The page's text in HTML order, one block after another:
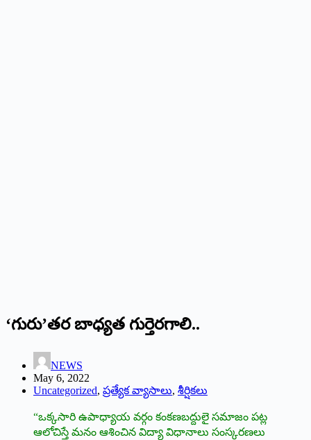
‘గురు’తర బాధ్యత గుర్తెరగాలి..
NEWS
May 6, 2022
Uncategorized, ప్రత్యేక వ్యాసాలు, శీర్షికలు
“ఒక్కసారి ఉపాధ్యాయ వర్గం కంకణబద్దులై సమాజం పట్ల
ఆలోచిస్తే మనం ఆశించిన విద్యా విధానాలు సంస్కరణలు